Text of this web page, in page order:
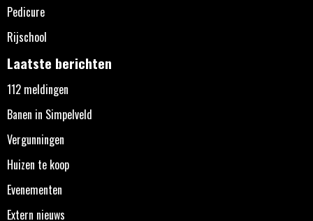
Pedicure
Rijschool
Laatste berichten
112 meldingen
Banen in Simpelveld
Vergunningen
Huizen te koop
Evenementen
Extern nieuws